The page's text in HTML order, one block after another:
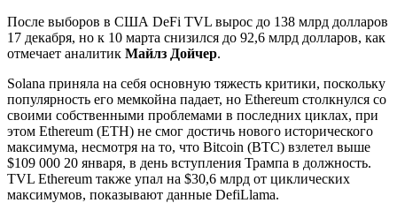
После выборов в США DeFi TVL вырос до 138 млрд долларов
17 декабря, но к 10 марта снизился до 92,6 млрд долларов, как
отмечает аналитик Майлз Дойчер.
Solana приняла на себя основную тяжесть критики, поскольку
популярность его мемкойна падает, но Ethereum столкнулся со
своими собственными проблемами в последних циклах, при
этом Ethereum (ETH) не смог достичь нового исторического
максимума, несмотря на то, что Bitcoin (BTC) взлетел выше
$109 000 20 января, в день вступления Трампа в должность.
TVL Ethereum также упал на $30,6 млрд от циклических
максимумов, показывают данные DefiLlama.